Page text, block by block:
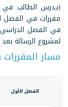
(يدرس الطالب في
مقررات في الفصل
في الفصل الدراسي
لمشروع الرسالة
مسار المقررات
الفصل الأول